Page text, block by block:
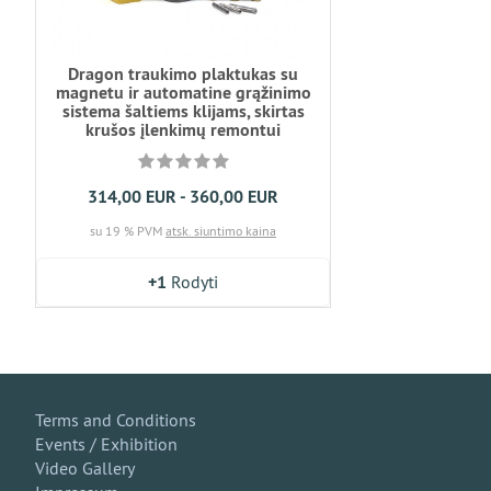
Dragon traukimo plaktukas su
magnetu ir automatine grąžinimo
sistema šaltiems klijams, skirtas
krušos įlenkimų remontui
314,00 EUR - 360,00 EUR
su 19 % PVM atsk. siuntimo kaina
+1 Rodyti
Terms and Conditions
Events / Exhibition
Video Gallery